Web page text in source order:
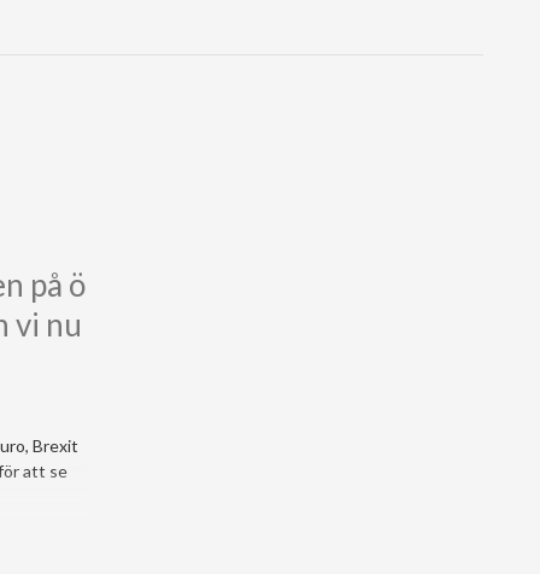
på ö
vi nu
Brexit
att se